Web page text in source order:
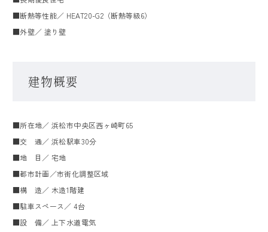
■断熱等性能／ HEAT20-G2（断熱等級6）
■外壁／ 塗り壁
建物概要
■所在地／ 浜松市中央区西ヶ崎町65
■交 通／ 浜松駅車30分
■地 目／ 宅地
■都市計画／市街化調整区域
■構 造／ 木造1階建
■駐車スペース／ 4台
■設 備／ 上下水道電気